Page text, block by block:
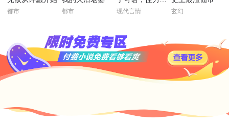
都市 都市 现代言情 玄幻